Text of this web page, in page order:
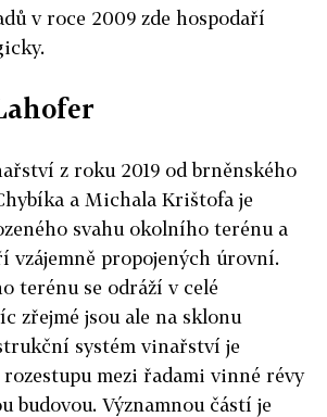
v roce 2009 zde hospodaří
z roku 2019 od brněnského
a Michala Krištofa je
svahu okolního terénu a
vzájemně propojených úrovní.
terénu se odráží v celé
zřejmé jsou ale na sklonu
systém vinařství je
rozestupu mezi řadami vinné révy
budovou. Významnou částí je